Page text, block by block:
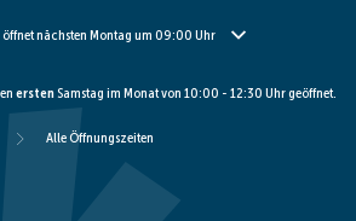
Öffnungs- oder Schließzeiten auszublenden
öffnet nächsten Montag um 09:00 Uhr
erstenSamstag im Monat von 10:00 - 12:30 Uhr geöffnet.
Alle Öffnungszeiten